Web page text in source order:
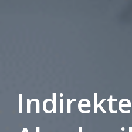
Indirekte